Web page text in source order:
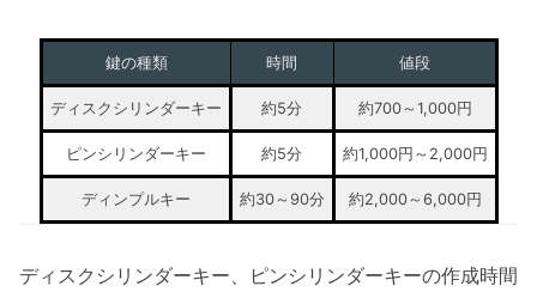
鍵の種類 時間 値段
ディスクシリンダーキー 約5分 約700～1,000円
ピンシリンダーキー 約5分 約1,000円～2,000円
ディンプルキー 約30～90分 約2,000～6,000円
ディスクシリンダーキー、ピンシリンダーキーの作成時間